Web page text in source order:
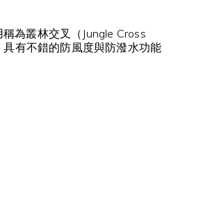
為叢林交叉（Jungle Cross
有不錯的防風度與防潑水功能